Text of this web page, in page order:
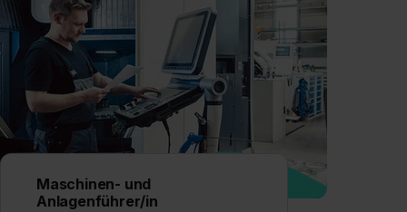
Maschinen- und
Anlagenführer/in